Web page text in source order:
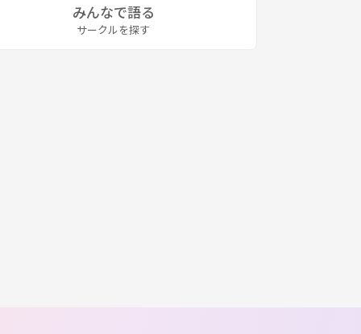
みんなで語る
サークルを探す